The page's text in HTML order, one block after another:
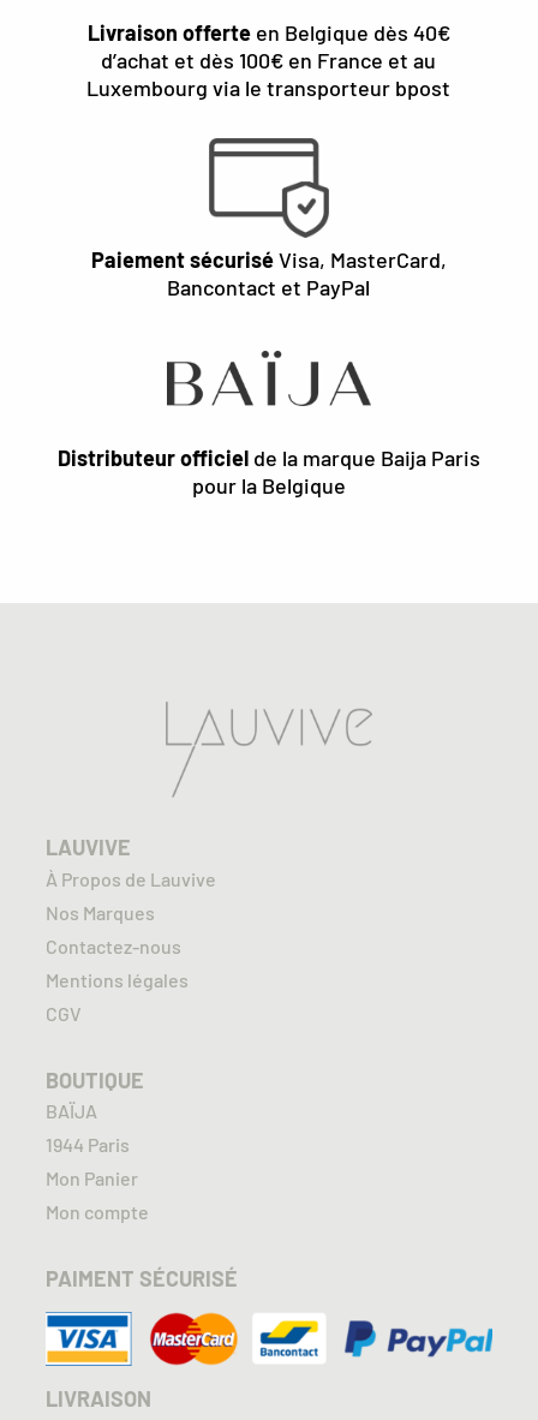
Livraison offerteen Belgique dès 40€
d’achat et dès 100€ en France et au
Luxembourg via le transporteur bpost
Paiement sécuriséVisa, MasterCard,
Bancontact et PayPal
Distributeur officielde la marque Baija Paris
pour la Belgique
LAUVIVE
À Propos de Lauvive
Nos Marques
Contactez-nous
Mentions légales
CGV
BOUTIQUE
BAÏJA
1944 Paris
Mon Panier
Mon compte
PAIMENT SÉCURISÉ
LIVRAISON